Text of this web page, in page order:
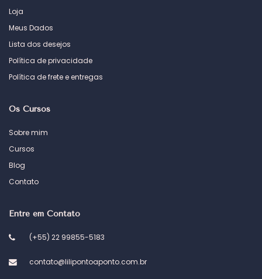
Loja
Meus Dados
Lista dos desejos
Política de privacidade
Política de frete e entregas
Os Cursos
Sobre mim
Cursos
Blog
Contato
Entre em Contato
(+55) 22 99855-5183
contato@lilipontoaponto.com.br